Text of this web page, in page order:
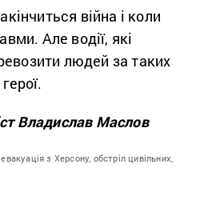
війна і коли
Але водії, які
людей за таких
Владислав Маслов
евакуація з Херсону, обстріл цивільних,